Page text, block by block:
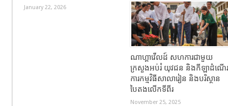
January 22, 2026
ណាហ្គាវើលដ៍ សហការជាមួយ
ក្រសួងអប់រំ យុវជន និងកីឡាដំណើរ
ការកម្មវិធីសាលារៀន និងបរិស្ថាន
បៃតងលើកទីពីរ
November 25, 2025